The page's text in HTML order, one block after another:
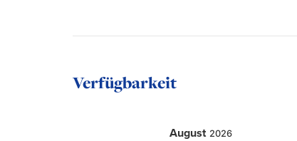
Verfügbarkeit
August 2026